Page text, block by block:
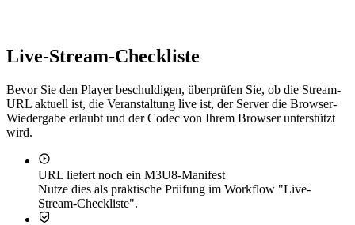
Live-Stream-Checkliste
Bevor Sie den Player beschuldigen, überprüfen Sie, ob die Stream-
URL aktuell ist, die Veranstaltung live ist, der Server die Browser-
Wiedergabe erlaubt und der Codec von Ihrem Browser unterstützt
wird.
URL liefert noch ein M3U8-Manifest
Nutze dies als praktische Prüfung im Workflow "Live-
Stream-Checkliste".